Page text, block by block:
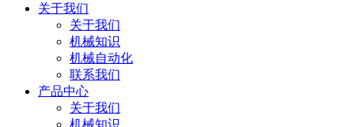
关于我们
关于我们
机械知识
机械自动化
联系我们
产品中心
关于我们